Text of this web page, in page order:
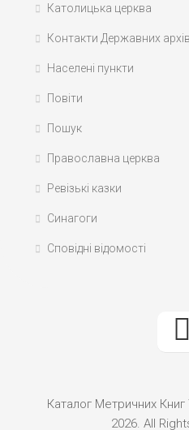
Католицька церква
Контакти Державних
Населені пункти
Повіти
Пошук
Православна церква
Ревізькі казки
Синагоги
Сповідні відомості
Каталог Метричних Книг
2026. All